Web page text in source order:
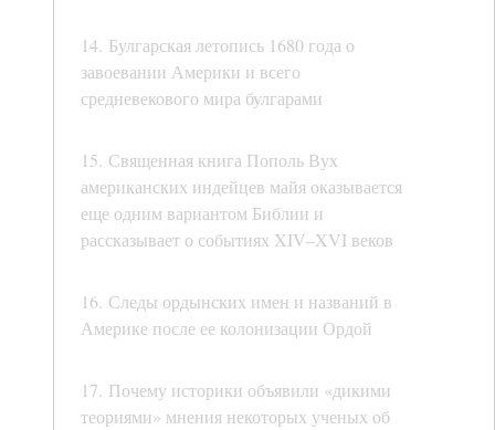
14. Булгарская летопись 1680 года о
завоевании Америки и всего
средневекового мира булгарами
15. Священная книга Пополь Вух
американских индейцев майя оказывается
еще одним вариантом Библии и
рассказывает о событиях XIV–XVI веков
16. Следы ордынских имен и названий в
Америке после ее колонизации Ордой
17. Почему историки объявили «дикими
теориями» мнения некоторых ученых об